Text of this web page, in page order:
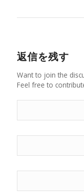
返信を残す
Want to join the
Feel free to